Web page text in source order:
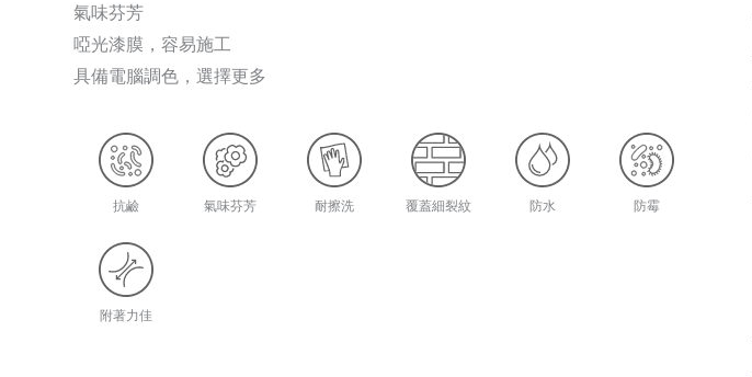
氣味芬芳
啞光漆膜，容易施工
具備電腦調色，選擇更多
抗鹼 氣味芬芳 耐擦洗 覆蓋細裂紋 防水 防霉
附著力佳